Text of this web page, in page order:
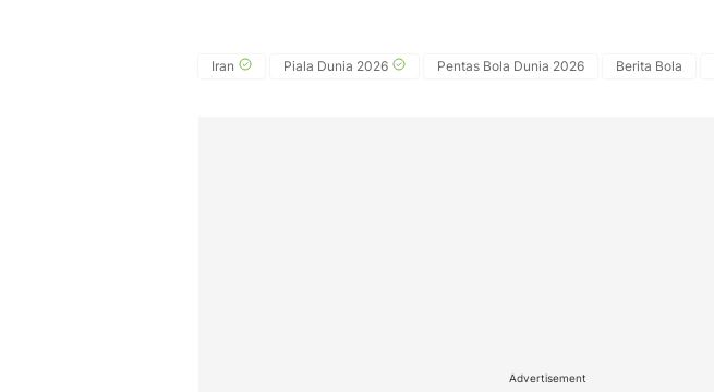
Iran Piala Dunia 2026 Pentas Bola Dunia 2026 Berita Bola
Advertisement